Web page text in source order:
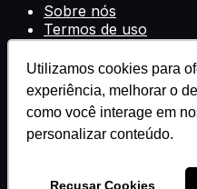
Utilizamos cookies para
experiência, melhorar o
como você interage em
personalizar conteúdo.
Recusar Cookies
Sobre nós
Termos de uso
Privacidade
Contato
2026Science Play
33.612.911/0001-29 ·
Usamos cookies para
desempenho e